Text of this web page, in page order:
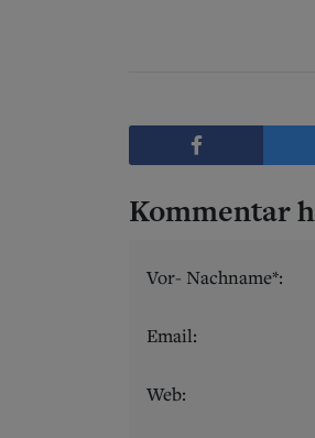
Kommentar
Vor- Nachname*:
Email:
Web: